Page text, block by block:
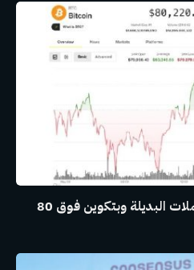
كوين بيز تتعافى مع ارتفاع العملات البديلة وبتكوين فوق 80